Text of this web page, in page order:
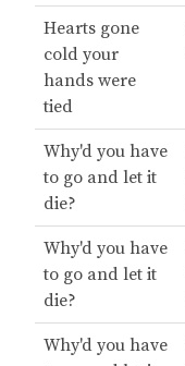
Hearts gone
cold your
hands were
tied
Why'd you have
to go and let it
die?
Why'd you have
to go and let it
die?
Why'd you have